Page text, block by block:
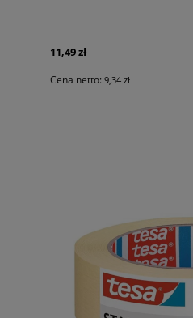
11,49 zł
Cena netto: 9,34 zł